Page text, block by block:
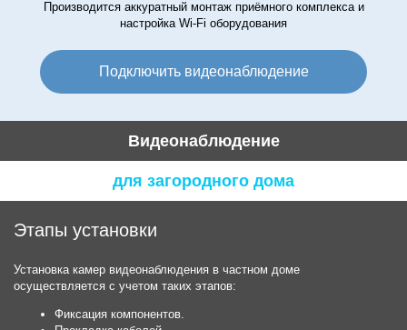
Производится аккуратный монтаж приёмного комплекса и
настройка Wi-Fi оборудования
Подключить видеонаблюдение
Видеонаблюдение
для загородного дома
Этапы установки
Установка камер видеонаблюдения в частном доме
осуществляется с учетом таких этапов:
Фиксация компонентов.